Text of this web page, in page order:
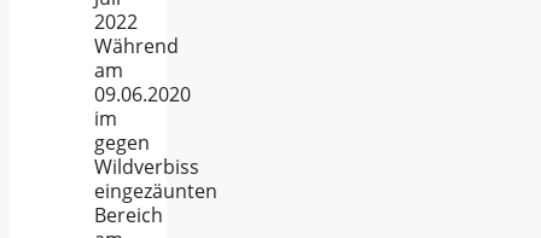
2022
Während
am
09.06.2020
im
gegen
Wildverbiss
eingezäunten
Bereich